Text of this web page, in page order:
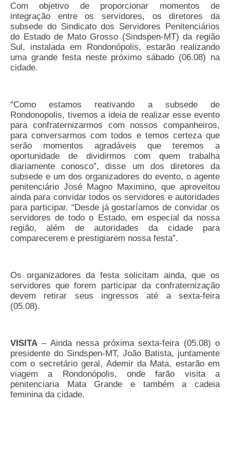
Serviços prestados pelo Sindicato dos
Servidores Penitenciários de Mato Grosso
Filie-se
Notícias Gerais
Esportes
Nota de Falecimento
Notícias
Pautas Nacionais
Convênios
Fale Conosco
Permutas Disponíveis
Regimento interno do Sindsppen
Com objetivo de proporcionar momentos de
integração entre os servidores, os diretores da
subsede do Sindicato dos Servidores Penitenciários
do Estado de Mato Grosso (Sindspen-MT) da região
Sul, instalada em Rondonópolis, estarão realizando
uma grande festa neste próximo sábado (06.08) na
cidade.
“Como estamos reativando a subsede de
Rondonopolis, tivemos a ideia de realizar esse evento
para confraternizarmos com nossos companheiros,
para conversarmos com todos e temos certeza que
serão momentos agradáveis que teremos a
oportunidade de dividirmos com quem trabalha
diariamente conosco”, disse um dos diretores da
subsede e um dos organizadores do evento, o agente
penitenciário José Magno Maximino, que aproveitou
ainda para convidar todos os servidores e autoridades
para participar. “Desde já gostaríamos de convidar os
servidores de todo o Estado, em especial da nossa
região, além de autoridades da cidade para
comparecerem e prestigiarem nossa festa”.
Os organizadores da festa solicitam ainda, que os
servidores que forem participar da confraternização
devem retirar seus ingressos até a sexta-feira
(05.08).
VISITA – Ainda nessa próxima sexta-feira (05.08) o
presidente do Sindspen-MT, João Batista, juntamente
com o secretário geral, Ademir da Mata, estarão em
viagem a Rondonópolis, onde farão visita a
penitenciaria Mata Grande e também a cadeia
feminina da cidade.